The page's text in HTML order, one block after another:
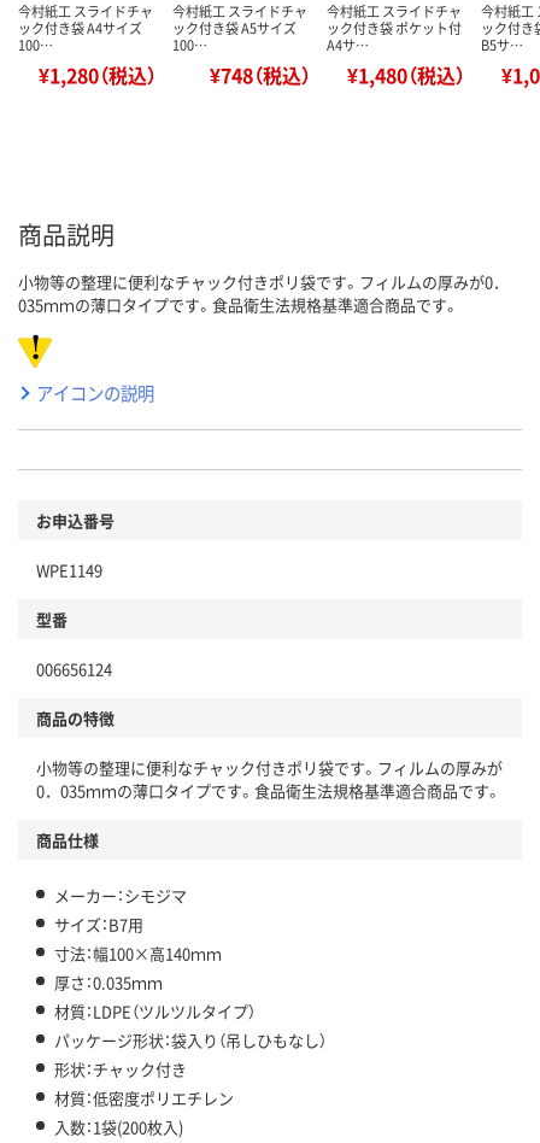
今村紙工 スライドチャ
ック付き袋 A4サイズ
100…
¥1,280（税込）
今村紙工 スライドチャ
ック付き袋 A5サイズ
100…
¥748（税込）
今村紙工 スライドチャ
ック付き袋 ポケット付
A4サ…
¥1,480（税込）
今村紙工
ック付き
B5サ…
商品説明
小物等の整理に便利なチャック付きポリ袋です。フィルムの厚みが0．
035ｍｍの薄口タイプです。食品衛生法規格基準適合商品です。
アイコンの説明
お申込番号
WPE1149
型番
006656124
商品の特徴
小物等の整理に便利なチャック付きポリ袋です。フィルムの厚みが
0．035ｍｍの薄口タイプです。食品衛生法規格基準適合商品です。
商品仕様
メーカー：シモジマ
サイズ：B7用
寸法：幅100×高140ｍｍ
厚さ：0.035ｍｍ
材質：LDPE（ツルツルタイプ）
パッケージ形状：袋入り（吊しひもなし）
形状：チャック付き
材質：低密度ポリエチレン
入数：1袋(200枚入)